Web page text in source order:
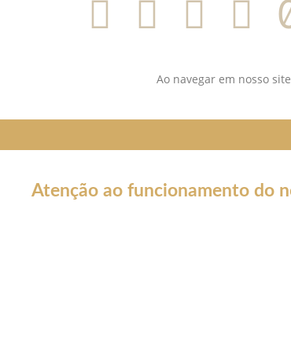
Ao navegar em nosso
Atenção ao funcionamento do